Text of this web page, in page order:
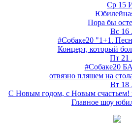
Ср 15
Пора бы
Вс 16
#Собаке20 "1+1.
Концерт, который
Пт 21
#Собаке20
отвязно пляшем на
Вт 18
С Новым годом, с Новым счастьем!
Главное шоу